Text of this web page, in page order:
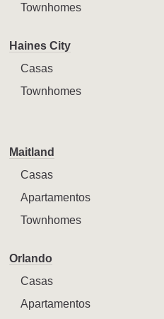
Townhomes
Haines City
Casas
Townhomes
Maitland
Casas
Apartamentos
Townhomes
Orlando
Casas
Apartamentos